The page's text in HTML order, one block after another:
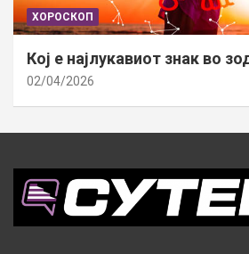
ХОРОСКОП
Кој е најлукавиот знак во
02/04/2026